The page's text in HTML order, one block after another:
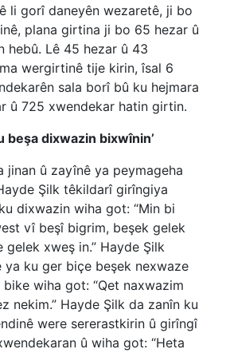
li gorî daneyên wezaretê, ji bo
plana girtina ji bo 65 hezar û
hebû. Lê 45 hezar û 43
wergirtinê tije kirin, îsal 6
sala borî bû ku hejmara
û 725 xwendekar hatin girtin.
beşa dixwazin bixwînin’
jinan û zayînê ya peymageha
Şilk têkildarî girîngiya
dixwazin wiha got: “Min bi
vî beşî bigrim, beşek gelek
gelek xweş in.” Hayde Şilk
ku ger biçe beşek nexwaze
wiha got: “Qet naxwazim
nekim.” Hayde Şilk da zanîn ku
were sererastkirin û girîngî
û wiha got: “Heta